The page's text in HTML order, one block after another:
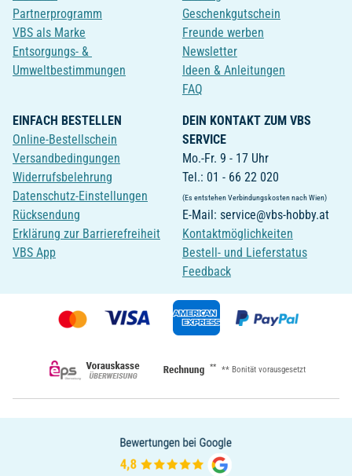
Partnerprogramm
VBS als Marke
Entsorgungs- &
Umweltbestimmungen
Geschenkgutschein
Freunde werben
Newsletter
Ideen & Anleitungen
FAQ
EINFACH BESTELLEN
Online-Bestellschein
Versandbedingungen
Widerrufsbelehrung
Datenschutz-Einstellungen
Rücksendung
Erklärung zur Barrierefreiheit
VBS App
DEIN KONTAKT ZUM VBS
SERVICE
Mo.-Fr. 9 - 17 Uhr
Tel.: 01 - 66 22 020
(Es entstehen Verbindungskosten nach Wien)
E-Mail: service@vbs-hobby.at
Kontaktmöglichkeiten
Bestell- und Lieferstatus
Feedback
** ** Bonität vorausgesetzt